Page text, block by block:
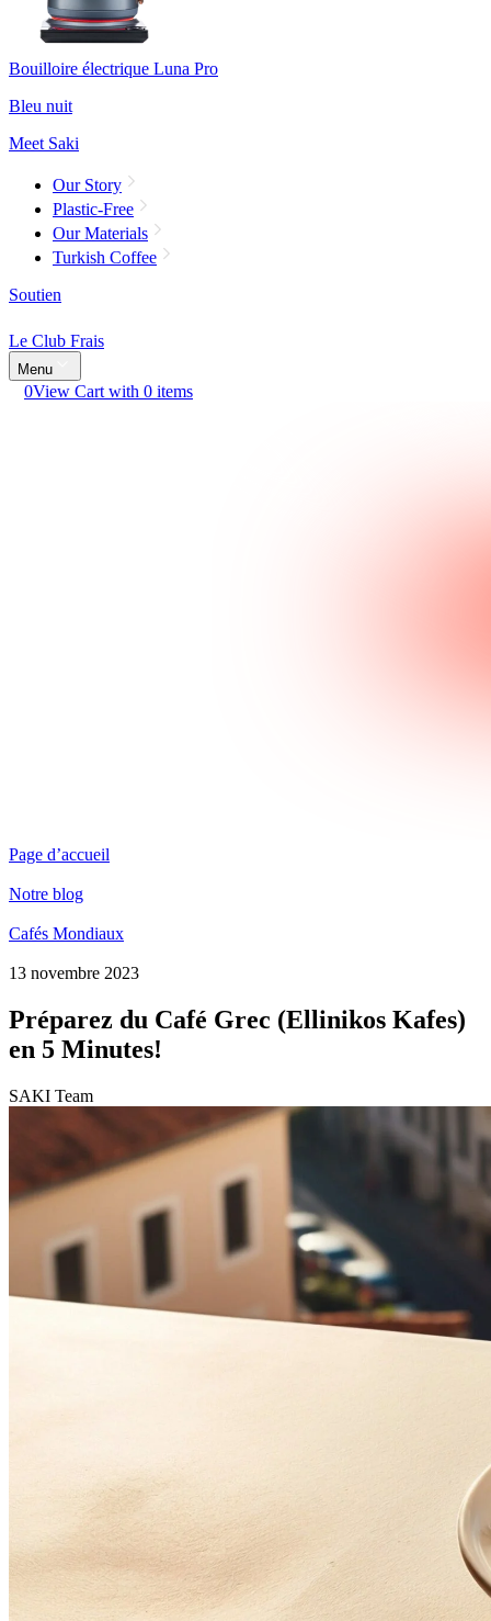
Bouilloire électrique Luna Pro
Bleu nuit
Meet Saki
Our Story
Plastic-Free
Our Materials
Turkish Coffee
Soutien
Le Club Frais
Menu
0View Cart with 0 items
Page d’accueil
Notre blog
Cafés Mondiaux
13 novembre 2023
Préparez du Café Grec (Ellinikos Kafes)
en 5 Minutes!
SAKI Team